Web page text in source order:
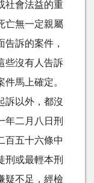
社會法益的重
亡無一定親屬
訴的案件，
些沒有人告訴
馬上確定。
訴以外，都沒
年二月八日刑
百五十六條中
刑或最輕本刑
疑不足，經檢